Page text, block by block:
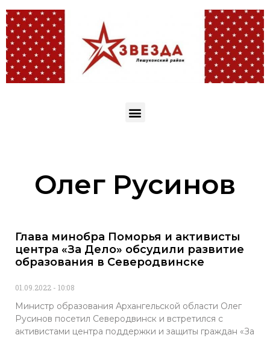
Олег Русинов
Глава минобра Поморья и активисты
центра «За Дело» обсудили развитие
образования в Северодвинске
01.09.2022 10:08
Министр образования Архангельской области Олег
Русинов посетил Северодвинск и встретился с
активистами центра поддержки и защиты граждан «За